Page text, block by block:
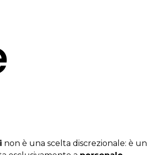
non è una scelta discrezionale: è un